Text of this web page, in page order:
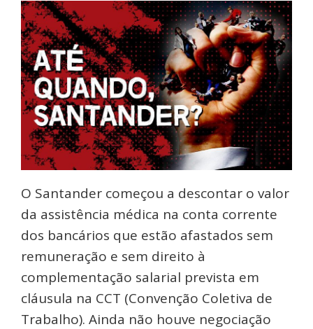
O Santander começou a descontar o valor
da assistência médica na conta corrente
dos bancários que estão afastados sem
remuneração e sem direito à
complementação salarial prevista em
cláusula na CCT (Convenção Coletiva de
Trabalho). Ainda não houve negociação